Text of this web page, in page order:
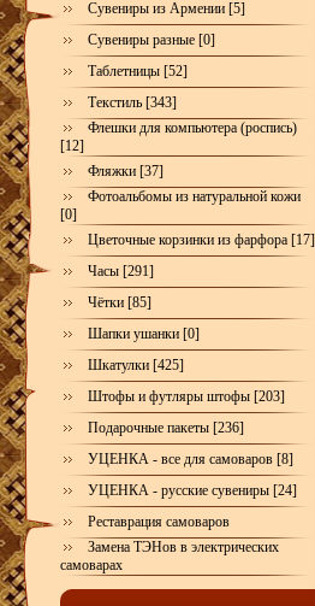
Сувениры из Армении [5]
Сувениры разные [0]
Таблетницы [52]
Текстиль [343]
Флешки для компьютера (роспись)
[12]
Фляжки [37]
Фотоальбомы из натуральной кожи
[0]
Цветочные корзинки из фарфора [17]
Часы [291]
Чётки [85]
Шапки ушанки [0]
Шкатулки [425]
Штофы и футляры штофы [203]
Подарочные пакеты [236]
УЦЕНКА - все для самоваров [8]
УЦЕНКА - русские сувениры [24]
Реставрация самоваров
Замена ТЭНов в электрических
самоварах